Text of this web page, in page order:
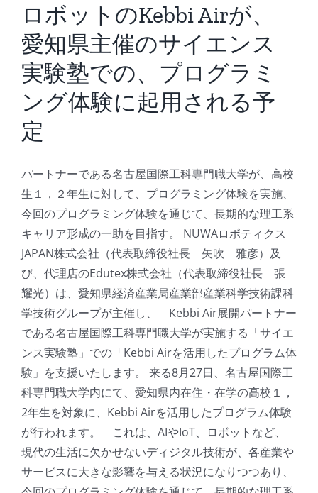
ロボットのKebbi Airが、
愛知県主催のサイエンス
実験塾での、プログラミ
ング体験に起用される予
定
パートナーである名古屋国際工科専門職大学が、高校
生１，２年生に対して、プログラミング体験を実施、
今回のプログラミング体験を通じて、⻑期的な理⼯系
キャリア形成の一助を目指す。 NUWAロボティクス
JAPAN株式会社（代表取締役社長 矢吹 雅彦）及
び、代理店のEdutex株式会社（代表取締役社長 張
耀光）は、愛知県経済産業局産業部産業科学技術課科
学技術グループが主催し、 Kebbi Air展開パートナー
である名古屋国際工科専門職大学が実施する「サイエ
ンス実験塾」での「Kebbi Airを活用したプログラム体
験」を支援いたします。 来る8月27日、名古屋国際工
科専門職大学内にて、愛知県内在住・在学の高校１，
2年生を対象に、Kebbi Airを活用したプログラム体験
が行われます。 これは、AIやIoT、ロボットなど、
現代の生活に欠かせないディジタル技術が、各産業や
サービスに大きな影響を与える状況になりつつあり、